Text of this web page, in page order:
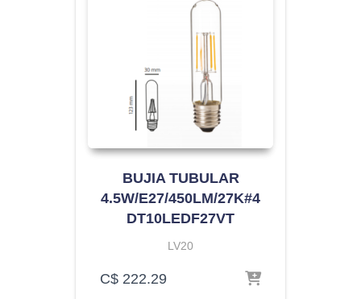
BUJIA TUBULAR
4.5W/E27/450LM/27K#4
DT10LEDF27VT
LV20
C$ 222.29